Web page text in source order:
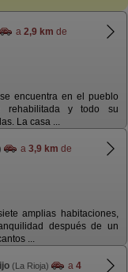
a 2,9 km de
encuentra en el pueblo
rehabilitada y todo su
La casa ...
a 3,9 km de
amplias habitaciones,
después de un
...
(La Rioja) a 4